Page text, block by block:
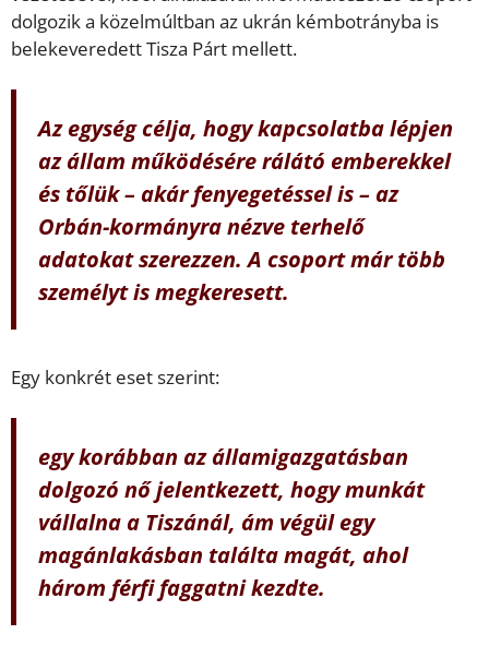
dolgozik a közelmúltban az ukrán kémbotrányba is
belekeveredett Tisza Párt mellett.
Az egység célja, hogy kapcsolatba lépjen
az állam működésére rálátó emberekkel
és tőlük – akár fenyegetéssel is – az
Orbán-kormányra nézve terhelő
adatokat szerezzen. A csoport már több
személyt is megkeresett.
Egy konkrét eset szerint:
egy korábban az államigazgatásban
dolgozó nő jelentkezett, hogy munkát
vállalna a Tiszánál, ám végül egy
magánlakásban találta magát, ahol
három férfi faggatni kezdte.